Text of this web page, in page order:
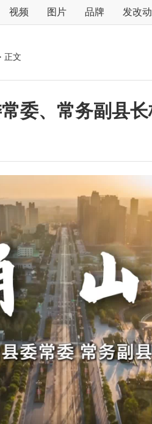
视频 图片 品牌 发改
正文
常委、常务副县